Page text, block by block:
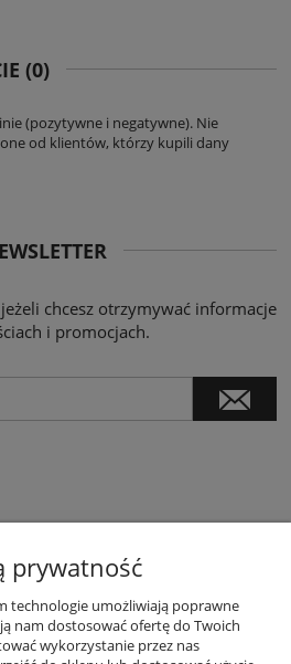
(0)
(pozytywne i negatywne). Nie
od klientów, którzy kupili dany
chcesz otrzymywać informacje
i promocjach.
POMOC
prywatność
technologie umożliwiają poprawne
nam dostosować ofertę do Twoich
wykorzystanie przez nas